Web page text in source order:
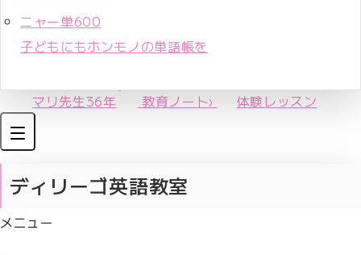
ニャー単600
子どもにもホンモノの単語帳を
マリ先生36年 教育ノート› 体験レッスン
ディリーゴ英語教室
メニュー